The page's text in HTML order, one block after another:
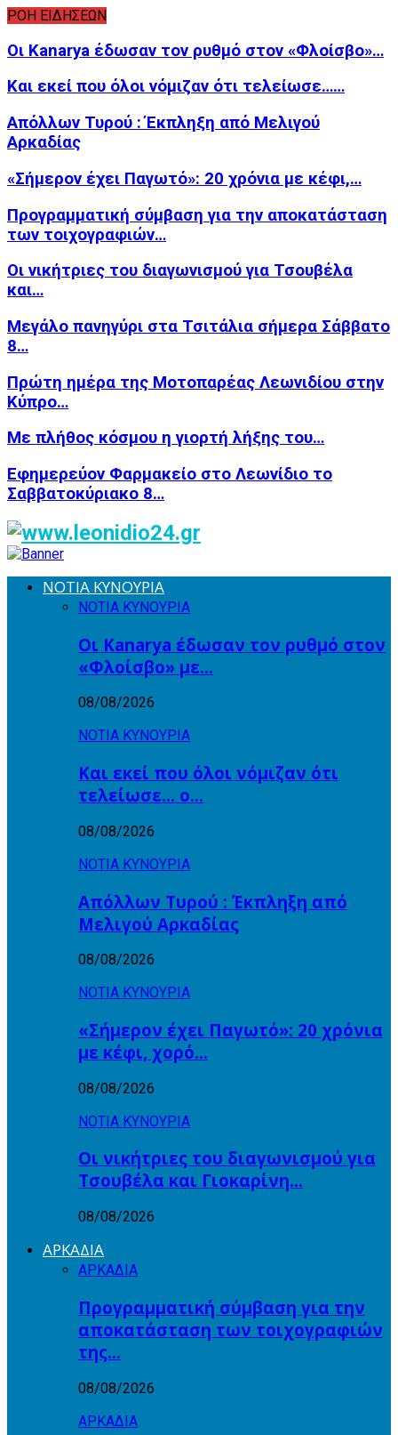
ΡΟΗ ΕΙΔΗΣΕΩΝ
Οι Kanarya έδωσαν τον ρυθμό στον «Φλοίσβο»…
Και εκεί που όλοι νόμιζαν ότι τελείωσε……
Απόλλων Τυρού : Έκπληξη από Μελιγού
Αρκαδίας
«Σήμερον έχει Παγωτό»: 20 χρόνια με κέφι,…
Προγραμματική σύμβαση για την αποκατάσταση
των τοιχογραφιών…
Οι νικήτριες του διαγωνισμού για Τσουβέλα
και…
Μεγάλο πανηγύρι στα Τσιτάλια σήμερα Σάββατο
8…
Πρώτη ημέρα της Μοτοπαρέας Λεωνιδίου στην
Κύπρο…
Με πλήθος κόσμου η γιορτή λήξης του…
Εφημερεύον Φαρμακείο στο Λεωνίδιο το
Σαββατοκύριακο 8…
ΝΟΤΙΑ ΚΥΝΟΥΡΙΑ
ΝΟΤΙΑ ΚΥΝΟΥΡΙΑ
Οι Kanarya έδωσαν τον ρυθμό στον
«Φλοίσβο» με…
08/08/2026
ΝΟΤΙΑ ΚΥΝΟΥΡΙΑ
Και εκεί που όλοι νόμιζαν ότι
τελείωσε… ο…
08/08/2026
ΝΟΤΙΑ ΚΥΝΟΥΡΙΑ
Απόλλων Τυρού : Έκπληξη από
Μελιγού Αρκαδίας
08/08/2026
ΝΟΤΙΑ ΚΥΝΟΥΡΙΑ
«Σήμερον έχει Παγωτό»: 20 χρόνια
με κέφι, χορό…
08/08/2026
ΝΟΤΙΑ ΚΥΝΟΥΡΙΑ
Οι νικήτριες του διαγωνισμού για
Τσουβέλα και Γιοκαρίνη…
08/08/2026
ΑΡΚΑΔΙΑ
ΑΡΚΑΔΙΑ
Προγραμματική σύμβαση για την
αποκατάσταση των τοιχογραφιών
της…
08/08/2026
ΑΡΚΑΔΙΑ